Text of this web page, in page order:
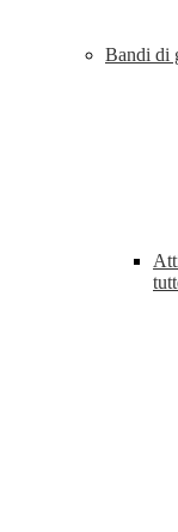
Bandi di